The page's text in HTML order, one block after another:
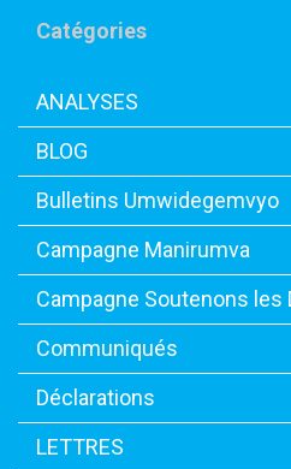
Catégories
ANALYSES
BLOG
Bulletins Umwidegemvyo
Campagne Manirumva
Campagne Soutenons les
Communiqués
Déclarations
LETTRES